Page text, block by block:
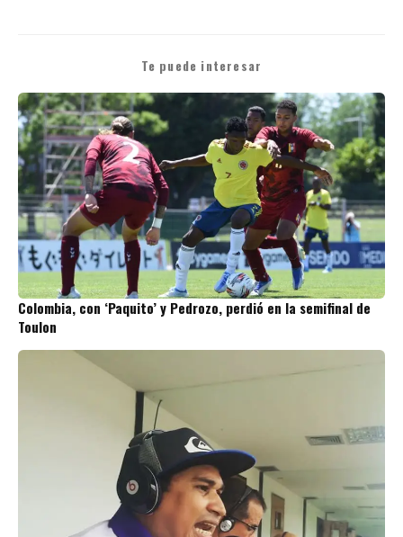
Te puede interesar
Colombia, con ‘Paquito’ y Pedrozo, perdió en la semifinal de
Toulon